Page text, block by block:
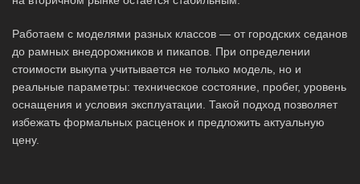
Работаем с моделями разных классов — от городских седанов
до рамных внедорожников и пикапов. При определении
стоимости выкупа учитывается не только модель, но и
реальные параметры: техническое состояние, пробег, уровень
оснащения и условия эксплуатации. Такой подход позволяет
избежать формальных расценок и предложить актуальную
цену.